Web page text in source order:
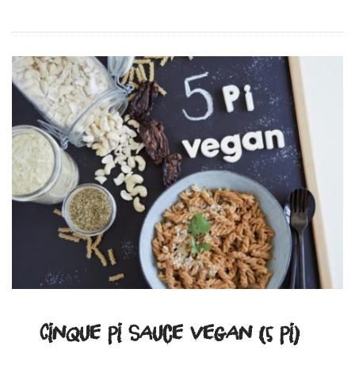
Cinque Pi Sauce vegan (5 Pi)